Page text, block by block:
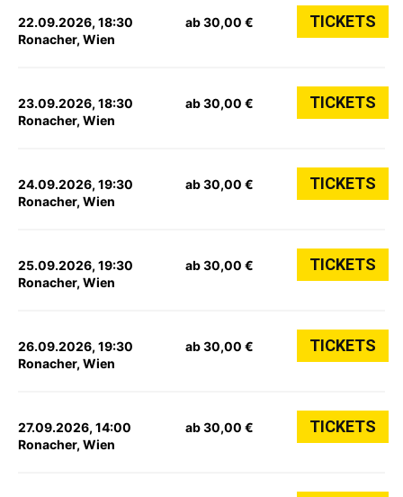
22.09.2026, 18:30
Ronacher, Wien
ab 30,00 € TICKETS
23.09.2026, 18:30
Ronacher, Wien
ab 30,00 € TICKETS
24.09.2026, 19:30
Ronacher, Wien
ab 30,00 € TICKETS
25.09.2026, 19:30
Ronacher, Wien
ab 30,00 € TICKETS
26.09.2026, 19:30
Ronacher, Wien
ab 30,00 € TICKETS
27.09.2026, 14:00
Ronacher, Wien
ab 30,00 € TICKETS